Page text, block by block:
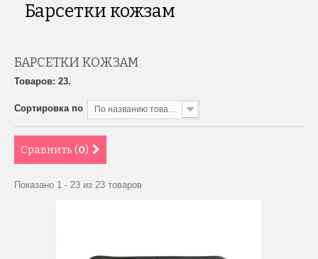
Барсетки кожзам
БАРСЕТКИ КОЖЗАМ
Товаров: 23.
Сортировка по По названию товара, от А до Я
Сравнить (0)
Показано 1 - 23 из 23 товаров